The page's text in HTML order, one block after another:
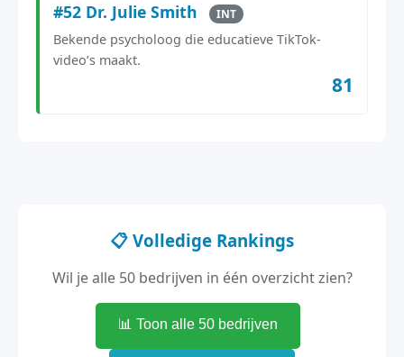
#52 Dr. Julie Smith INT
Bekende psycholoog die educatieve TikTok-
video’s maakt.
81
📋 Volledige Rankings
Wil je alle 50 bedrijven in één overzicht zien?
📊 Toon alle 50 bedrijven